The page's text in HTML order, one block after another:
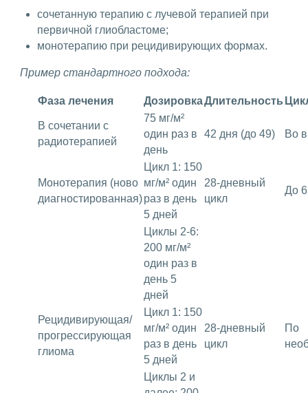
сочетанную терапию с лучевой терапией при
первичной глиобластоме;
монотерапию при рецидивирующих формах.
Пример стандартного подхода:
Фаза лечения ДозировкаДлительность
В сочетании с
радиотерапией
75 мг/м²
один раз в
день
42 дня (до 49) Во
Монотерапия (ново
диагностированная)
Цикл 1: 150
мг/м² один
раз в день
5 дней
28-дневный
цикл
До
Циклы 2-6:
200 мг/м²
один раз в
день 5
дней
Рецидивирующая/
прогрессирующая
глиома
Цикл 1: 150
мг/м² один
раз в день
5 дней
28-дневный
цикл
По
Циклы 2 и